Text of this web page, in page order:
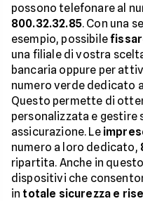
possono telefonare al
800.32.32.85. Con una
esempio, possibile
una filiale di vostra
bancaria oppure per
numero verde dedicato
Questo permette di
personalizzata e
assicurazione. Le
numero a loro dedicato,
ripartita. Anche in
dispositivi che
in totale sicurezza e